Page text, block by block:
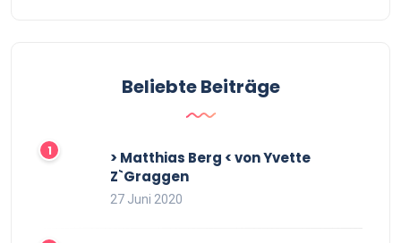
Beliebte Beiträge
> Matthias Berg < von Yvette
Z`Graggen
27 Juni 2020